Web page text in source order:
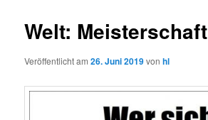
Welt: Meisterschaft
Veröffentlicht am26. Juni 2019vonhl